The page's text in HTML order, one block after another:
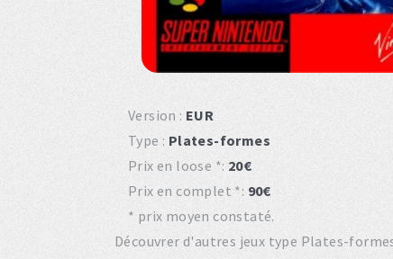
Version : EUR
Type : Plates-formes
Prix en loose *: 20€
Prix en complet *: 90€
* prix moyen constaté.
Découvrer d'autres jeux type Plates-